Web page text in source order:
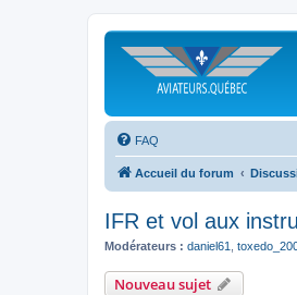
FAQ
Accueil du forum
IFR et vol aux
Modérateurs : daniel61
Nouveau sujet